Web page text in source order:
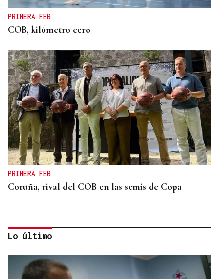
PRIMERA FEB
COB, kilómetro cero
PRIMERA FEB
Coruña, rival del COB en las semis de Copa
Lo último